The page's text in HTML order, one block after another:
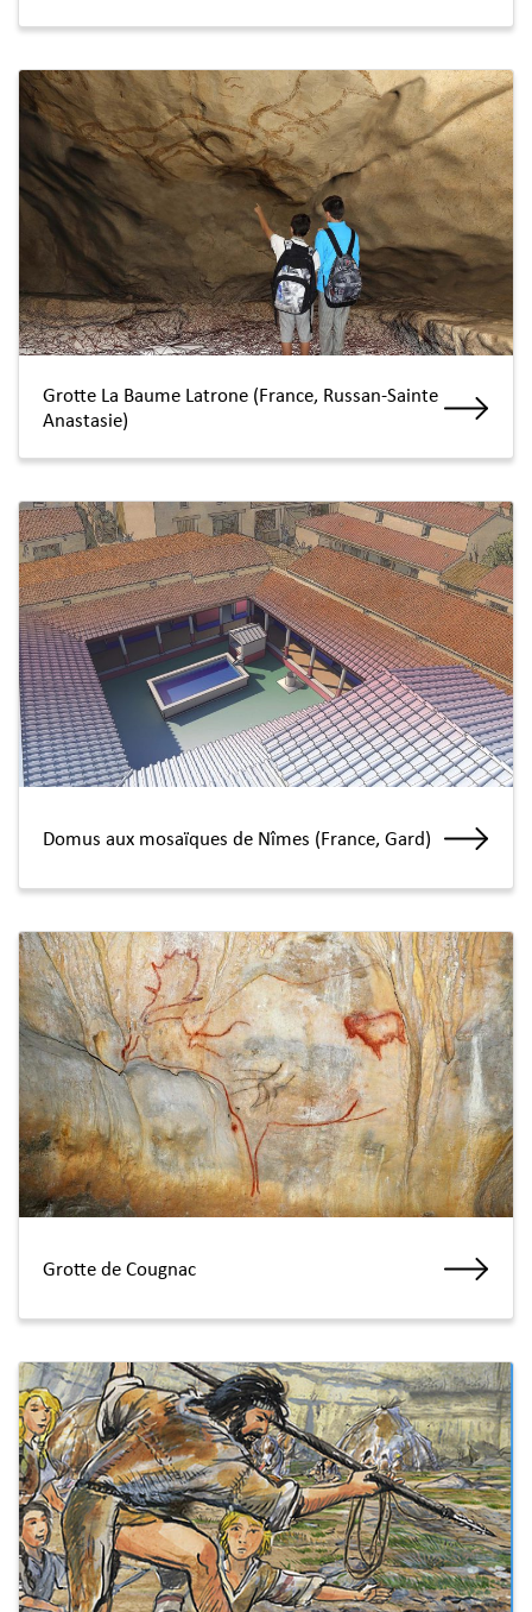
Grotte La Baume Latrone (France, Russan-Sainte
Anastasie)
Domus aux mosaïques de Nîmes (France, Gard)
Grotte de Cougnac